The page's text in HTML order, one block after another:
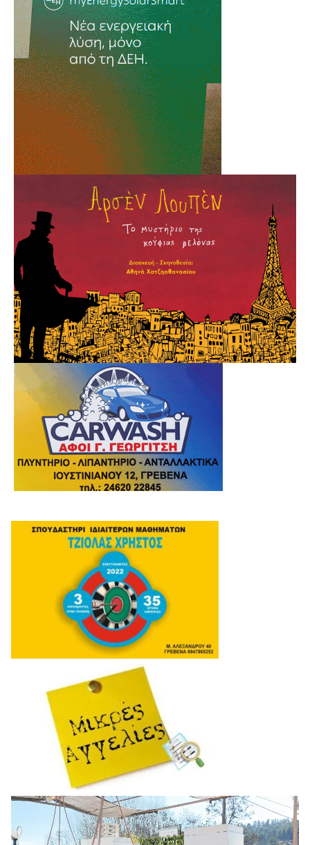
Πρόγραμμα
Αναπαραγωγής
Βίντεο